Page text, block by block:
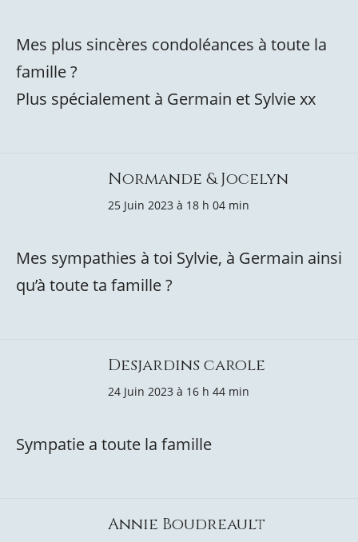
Mes plus sincères condoléances à toute la
famille ?
Plus spécialement à Germain et Sylvie xx
Normande & Jocelyn
25 Juin 2023 à 18 h 04 min
Mes sympathies à toi Sylvie, à Germain ainsi
qu’à toute ta famille ?
Desjardins carole
24 Juin 2023 à 16 h 44 min
Sympatie a toute la famille
Annie Boudreault